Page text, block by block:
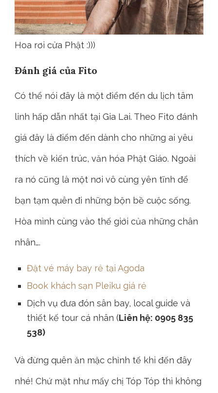
Hoa rơi cửa Phật :)))
Đánh giá của Fito
Có thể nói đây là một điểm đến du lịch tâm
linh hấp dẫn nhất tại Gia Lai. Theo Fito đánh
giá đây là điểm đến dành cho những ai yêu
thích về kiến trúc, văn hóa Phật Giáo. Ngoài
ra nó cũng là một nơi vô cùng yên tĩnh để
bạn tạm quên đi những bộn bề cuộc sống.
Hòa mình cùng vào thế giới của những chân
nhân….
Đặt vé máy bay rẻ tại Agoda
Book khách sạn Pleiku giá rẻ
Dịch vụ đưa đón sân bay, local guide và
thiết kế tour cá nhân (Liên hệ: 0905 835
538)
Và đừng quên ăn mặc chỉnh tế khi đến đây
nhé! Chứ mặt như mấy chị Tóp Tóp thì không